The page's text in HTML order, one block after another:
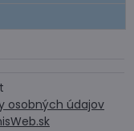
osobných údajov